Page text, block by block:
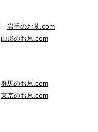
岩手のお墓.com
山形のお墓.com
群馬のお墓.com
東京のお墓.com